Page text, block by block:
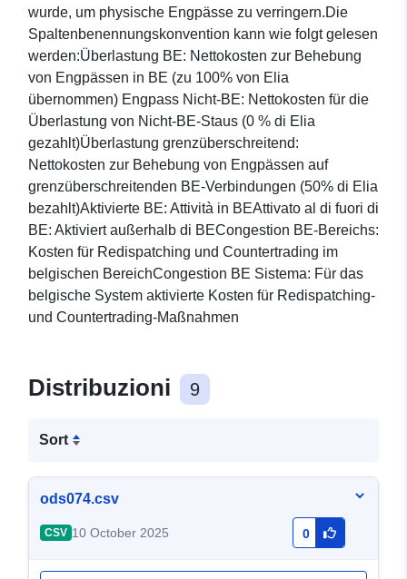
wurde, um physische Engpässe zu verringern.Die
Spaltenbenennungskonvention kann wie folgt gelesen
werden:Überlastung BE: Nettokosten zur Behebung
von Engpässen in BE (zu 100% von Elia
übernommen) Engpass Nicht-BE: Nettokosten für die
Überlastung von Nicht-BE-Staus (0 % di Elia
gezahlt)Überlastung grenzüberschreitend:
Nettokosten zur Behebung von Engpässen auf
grenzüberschreitenden BE-Verbindungen (50% di Elia
bezahlt)Aktivierte BE: Attività in BEAttivato al di fuori di
BE: Aktiviert außerhalb di BECongestion BE-Bereichs:
Kosten für Redispatching und Countertrading im
belgischen BereichCongestion BE Sistema: Für das
belgische System aktivierte Kosten für Redispatching-
und Countertrading-Maßnahmen
Distribuzioni 9
Sort
ods074.csv
CSV 10 October 2025 0